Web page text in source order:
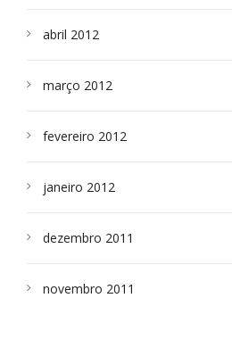
abril 2012
março 2012
fevereiro 2012
janeiro 2012
dezembro 2011
novembro 2011